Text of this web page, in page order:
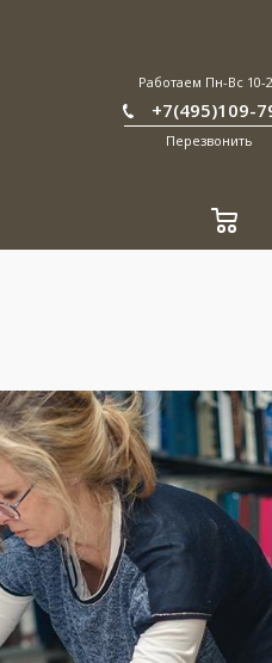
Работаем Пн-Вс 10-
+7(495)109-
Перезвонить